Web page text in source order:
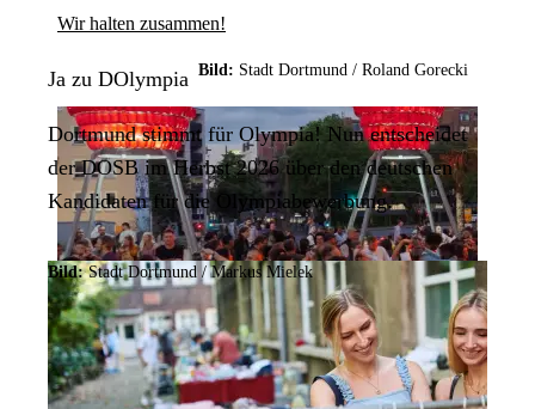
Wir halten zusammen!
Bild: Stadt Dortmund / Roland Gorecki
Ja zu DOlympia
Dortmund stimmt für Olympia! Nun entscheidet
der DOSB im Herbst 2026 über den deutschen
Kandidaten für die Olympiabewerbung.
Bild: Stadt Dortmund / Markus Mielek